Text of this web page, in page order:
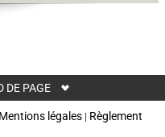
DE PAGE
Mentions légales| Règlement